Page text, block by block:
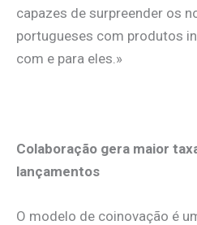
capazes de surpreender os
portugueses com produtos
com e para eles.»
Colaboração gera maior
lançamentos
O modelo de coinovação é